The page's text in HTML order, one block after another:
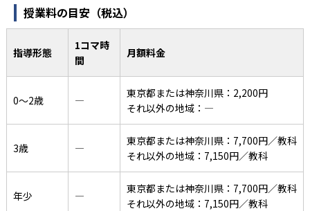
授業料の目安（税込）
指導形態
1コマ時
間
月額料金
0〜2歳 ―
東京都または神奈川県：2,200円
それ以外の地域：―
3歳 ―
東京都または神奈川県：7,700円／教科
それ以外の地域：7,150円／教科
年少 ―
東京都または神奈川県：7,700円／教科
それ以外の地域：7,150円／教科